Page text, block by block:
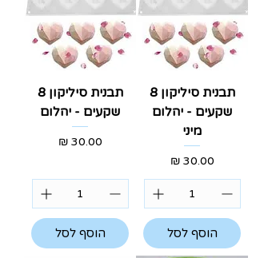
תבנית סיליקון 8
שקעים - יהלום
מיני
מחיר
הוסף לסל
תבנית סיליקון 8
שקעים - יהלום
מחיר
הוסף לסל